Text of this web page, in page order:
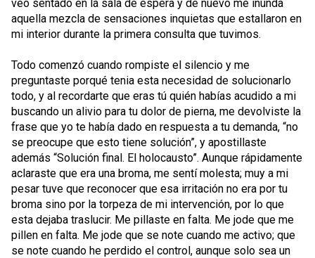
veo sentado en la sala de espera y de nuevo me inunda
aquella mezcla de sensaciones inquietas que estallaron en
mi interior durante la primera consulta que tuvimos.
Todo comenzó cuando rompiste el silencio y me
preguntaste porqué tenia esta necesidad de solucionarlo
todo, y al recordarte que eras tú quién habías acudido a mi
buscando un alivio para tu dolor de pierna, me devolviste la
frase que yo te había dado en respuesta a tu demanda, “no
se preocupe que esto tiene solución”, y apostillaste
además “Solución final. El holocausto”. Aunque rápidamente
aclaraste que era una broma, me sentí molesta; muy a mi
pesar tuve que reconocer que esa irritación no era por tu
broma sino por la torpeza de mi intervención, por lo que
esta dejaba traslucir. Me pillaste en falta. Me jode que me
pillen en falta. Me jode que se note cuando me activo; que
se note cuando he perdido el control, aunque solo sea un